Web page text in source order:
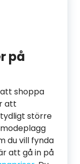
på
shoppa
att
större
du vill fynda
att gå in på